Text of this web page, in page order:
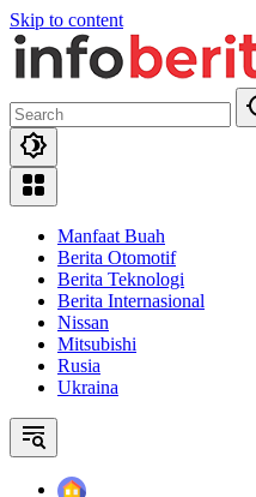
Skip to content
Manfaat Buah
Berita Otomotif
Berita Teknologi
Berita Internasional
Nissan
Mitsubishi
Rusia
Ukraina
Home